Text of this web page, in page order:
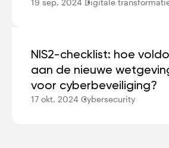
19 sep. 2024 Digitale
N IS2-checklist: hoe
aan de nieuwe
voor cyberbeveiliging?
17 okt. 2024 Cybersecurity